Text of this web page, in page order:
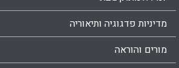
מדיניות פדגוגיה ותיאוריה
מורים והוראה